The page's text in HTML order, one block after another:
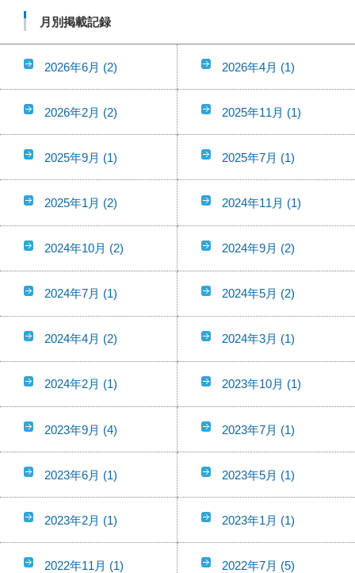
月別掲載記録
2026年6月 (2) 2026年4月 (1)
2026年2月 (2) 2025年11月 (1)
2025年9月 (1) 2025年7月 (1)
2025年1月 (2) 2024年11月 (1)
2024年10月 (2) 2024年9月 (2)
2024年7月 (1) 2024年5月 (2)
2024年4月 (2) 2024年3月 (1)
2024年2月 (1) 2023年10月 (1)
2023年9月 (4) 2023年7月 (1)
2023年6月 (1) 2023年5月 (1)
2023年2月 (1) 2023年1月 (1)
2022年11月 (1) 2022年7月 (5)